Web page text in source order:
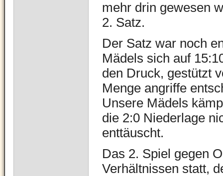
mehr drin gewesen
2. Satz.
Der Satz war noch
Mädels sich auf
den Druck, gestützt
Menge angriffe
Unsere Mädels
die 2:0 Niederlage
enttäuscht.
Das 2. Spiel gegen
Verhältnissen statt,